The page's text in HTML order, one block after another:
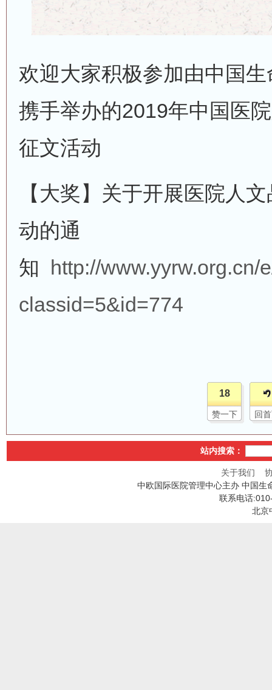
欢迎大家积极参加由中国
携手举办的2019年中国医
征文活动
【大奖】关于开展医院人
动的通
知 http://www.yyrw.org.cn/
classid=5&id=774
18
赞一下 回
站内搜索：
关于我们
中欧国际医院管理中心主办 中国生
联系电话
北京